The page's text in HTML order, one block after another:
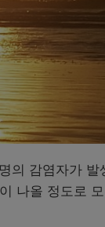
의 감염자가
나올 정도로